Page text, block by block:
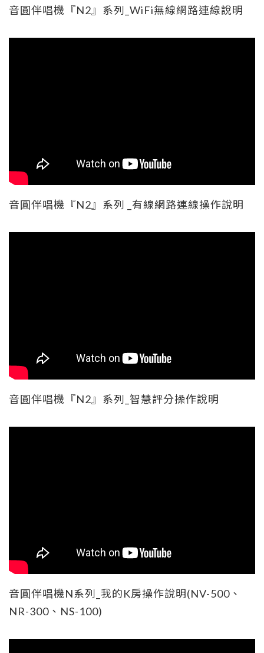
音圓伴唱機『N2』系列_WiFi無線網路連線說明
音圓伴唱機『N2』系列 _有線網路連線操作說明
音圓伴唱機『N2』系列_智慧評分操作說明
音圓伴唱機N系列_我的K房操作說明(NV-500、
NR-300、NS-100)